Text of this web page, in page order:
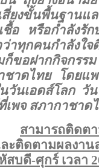
สี่ยงขั้นพื้นฐานแ
ชื้อ หรือกำลังรั
ว่าทุกคนกำลังใ
ก็ขอฝากกิจก
ชาดไทย โดยแ
นวันเอดส์โลก วั
เพจ สภากาชาด
สามารถติดต
ะติดตามผลงาน
บดี-ศุกร์ เวลา